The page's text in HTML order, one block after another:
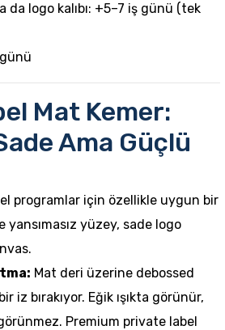
da logo kalıbı: +5–7 iş günü (tek
Mat Kemer:
Ama Güçlü
programlar için özellikle uygun bir
yüzey, sade logo
Mat deri üzerine debossed
iz bırakıyor. Eğik ışıkta görünür,
Premium private label